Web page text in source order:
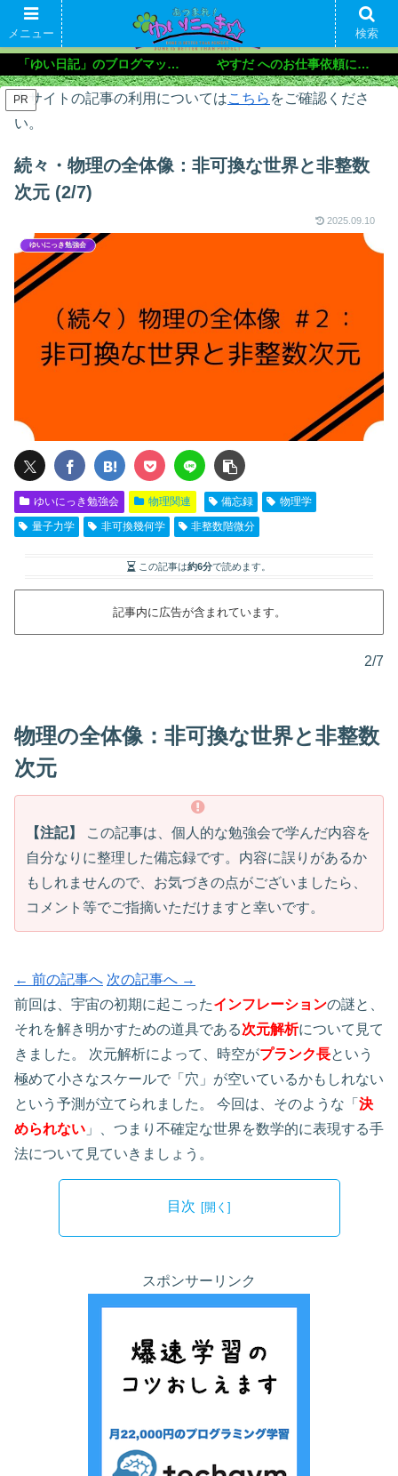
「ゆい日記」のブログマップ🌝 やすだ へのお仕事依頼について
PR
本サイトの記事の利用についてはこちら をご確認くださ
い。
続々・物理の全体像：非可換な世界と非整数
次元 (2/7)
2025.09.10
ゆいにっき勉強会
ゆいにっき勉強会 物理関連 備忘録
物理学
量子力学
非可換幾何学 非整数階微分
この記事は約6分で読めます。
記事内に広告が含まれています。
2/7
物理の全体像：非可換な世界と非整数
次元
【注記】
この記事は、個人的な勉強会で学んだ内容を
自分なりに整理した備忘録です。内容に誤りがあるか
もしれませんので、お気づきの点がございましたら、
コメント等でご指摘いただけますと幸いです。
← 前の記事へ 次の記事へ →
前回は、宇宙の初期に起こったインフレーションの謎と、
それを解き明かすための道具である次元解析について見て
きました。 次元解析によって、時空がプランク長という
極めて小さなスケールで「穴」が空いているかもしれない
という予測が立てられました。 今回は、そのような「 決
められない 」、つまり不確定な世界を数学的に表現する手
法について見ていきましょう。
目次
スポンサーリンク
メニュー 検索